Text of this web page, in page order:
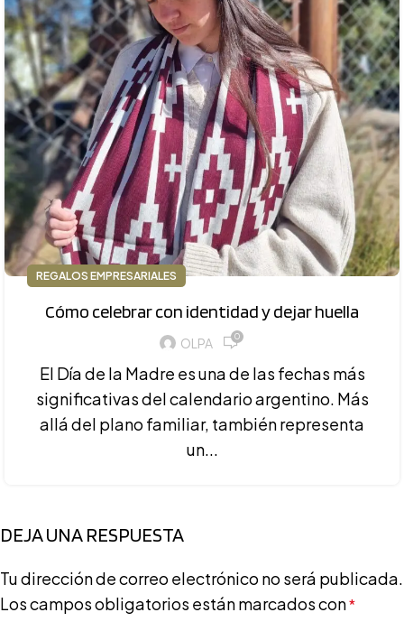
REGALOS EMPRESARIALES
Cómo celebrar con identidad y dejar huella
OLPA 0
El Día de la Madre es una de las fechas más
significativas del calendario argentino. Más
allá del plano familiar, también representa
un...
DEJA UNA RESPUESTA
Tu dirección de correo electrónico no será publicada.
Los campos obligatorios están marcados con*